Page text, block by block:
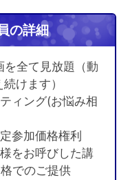
の詳細
全て見放題（動
けます）
ィング(お悩み相
参加価格権利
をお呼びした講
でのご提供